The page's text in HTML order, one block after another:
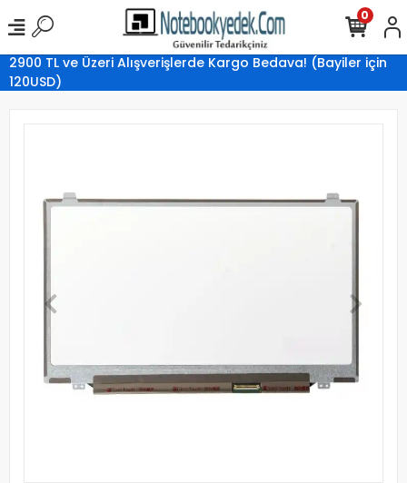
2900 TL ve Üzeri Alışverişlerde Kargo Bedava! (Bayiler için
120USD)
0